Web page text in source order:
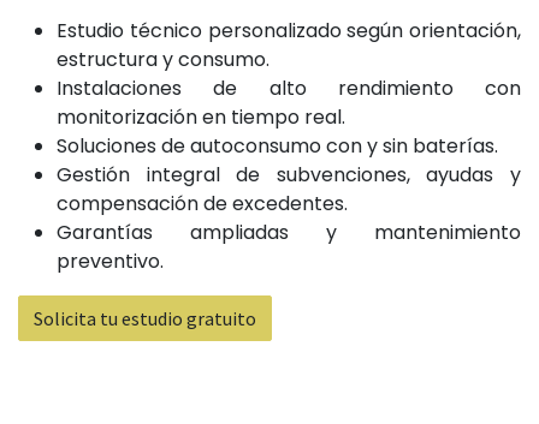
Estudio técnico personalizado según orientación,
estructura y consumo.
Instalaciones de alto rendimiento con
monitorización en tiempo real.
Soluciones de autoconsumo con y sin baterías.
Gestión integral de subvenciones, ayudas y
compensación de excedentes.
Garantías ampliadas y mantenimiento
preventivo.
Solicita tu estudio gratuito